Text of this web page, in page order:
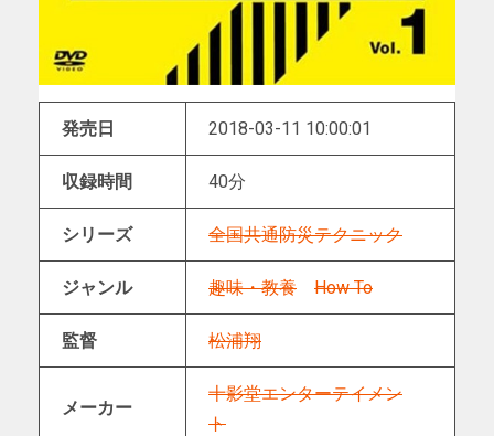
発売日 2018-03-11 10:00:01
収録時間 40分
シリーズ 全国共通防災テクニック
ジャンル 趣味・教養 How To
監督 松浦翔
メーカー
十影堂エンターテイメン
ト